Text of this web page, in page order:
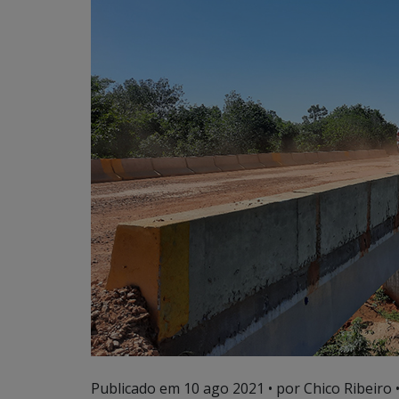
Publicado em 10 ago 2021 • por Chico Ribeiro •